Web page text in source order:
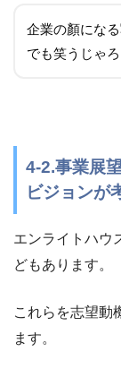
企業の顏にな
でも笑うじゃろ
4-2.事業展
ビジョンが
エンライトハウ
どもあります。
これらを志望動
ます。